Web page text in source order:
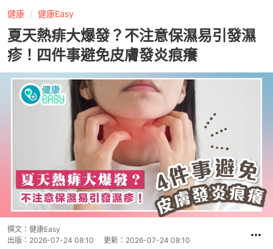
健康 健康Easy
夏天熱痱大爆發？不注意保濕易引發濕
疹！四件事避免皮膚發炎痕癢
撰文： 健康Easy
出版： 2026-07-24 08:10 更新： 2026-07-24 08:10